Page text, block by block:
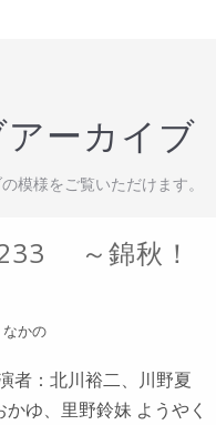
ーカイブ
模様をご覧いただけます。
～錦秋！
なかの
者：北川裕二、川野夏
ゆ、里野鈴妹 ようやく